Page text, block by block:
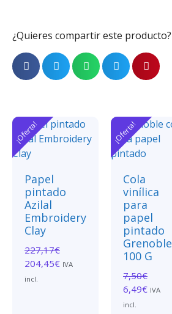
¿Quieres compartir este producto?
¡Oferta!
Papel
pintado
Azilal
Embroidery
Clay
227,17€
204,45€ IVA
incl.
¡Oferta!
Cola
vinílica
para
papel
pintado
Grenoble
100 G
7,50€
6,49€ IVA
incl.